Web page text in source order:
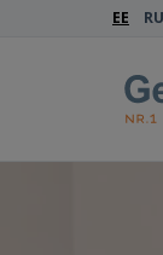
EE RU